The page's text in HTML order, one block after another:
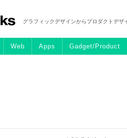
グラフィックデザインからプロダクトデザ
Web Apps Gadget/Product